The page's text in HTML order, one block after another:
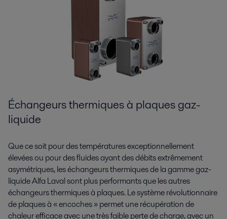
Échangeurs thermiques à plaques gaz-
liquide
Que ce soit pour des températures exceptionnellement
élevées ou pour des fluides ayant des débits extrêmement
asymétriques, les échangeurs thermiques de la gamme gaz-
liquide Alfa Laval sont plus performants que les autres
échangeurs thermiques à plaques. Le système révolutionnaire
de plaques à « encoches » permet une récupération de
chaleur efficace avec une très faible perte de charge, avec un